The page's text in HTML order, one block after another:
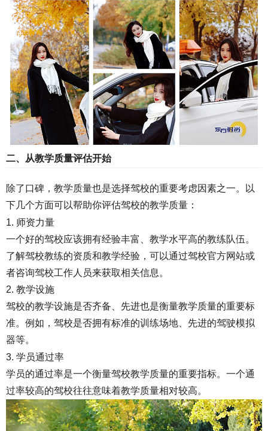
二、从教学质量评估开始
除了口碑，教学质量也是选择驾校的重要考虑因素之一。以
下几个方面可以帮助你评估驾校的教学质量：
1. 师资力量
一个好的驾校应该拥有经验丰富、教学水平高的教练队伍。
了解驾校教练的资质和教学经验，可以通过驾校官方网站或
者咨询驾校工作人员来获取相关信息。
2. 教学设施
驾校的教学设施是否齐备、先进也是衡量教学质量的重要标
准。例如，驾校是否拥有标准的训练场地、先进的驾驶模拟
器等。
3. 学员通过率
学员的通过率是一个衡量驾校教学质量的重要指标。一个通
过率较高的驾校往往意味着教学质量相对较高。